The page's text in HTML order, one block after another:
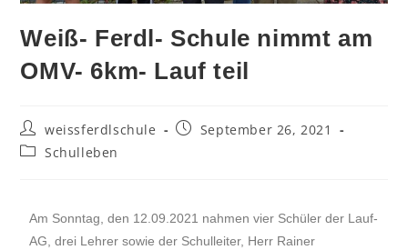
Weiß- Ferdl- Schule nimmt am
OMV- 6km- Lauf teil
weissferdlschule
September 26, 2021
Schulleben
Am Sonntag, den 12.09.2021 nahmen vier Schüler der Lauf-
AG, drei Lehrer sowie der Schulleiter, Herr Rainer